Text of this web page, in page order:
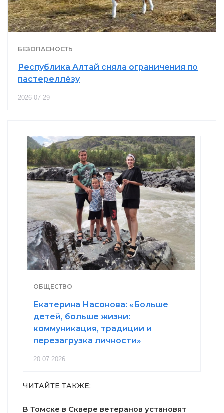
БЕЗОПАСНОСТЬ
Республика Алтай сняла ограничения по
пастереллёзу
2026-07-29
ОБЩЕСТВО
Екатерина Насонова: «Больше
детей, больше жизни:
коммуникация, традиции и
перезагрузка личности»
20.07.2026
ЧИТАЙТЕ ТАКЖЕ:
В Томске в Сквере ветеранов установят